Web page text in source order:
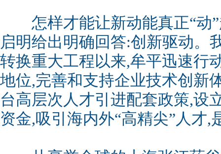
怎样才能让新动能真正“动”
启明给出明确回答:创新驱动。
转换重大工程以来,牟平迅速行
地位,完善和支持企业技术创新
台高层次人才引进配套政策,设
资金,吸引海内外“高精尖”人才,